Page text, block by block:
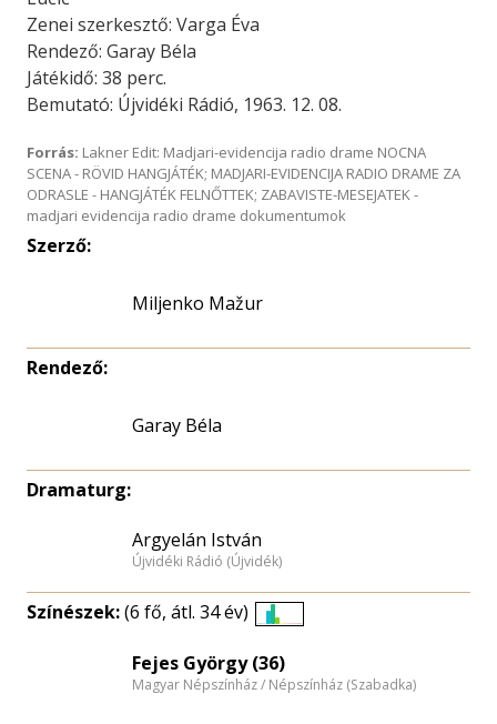
Zenei szerkesztő: Varga Éva
Rendező: Garay Béla
Játékidő: 38 perc.
Bemutató: Újvidéki Rádió, 1963. 12. 08.
Forrás: Lakner Edit: Madjari-evidencija radio drame NOCNA
SCENA - RÖVID HANGJÁTÉK; MADJARI-EVIDENCIJA RADIO DRAME ZA
ODRASLE - HANGJÁTÉK FELNŐTTEK; ZABAVISTE-MESEJATEK -
madjari evidencija radio drame dokumentumok
Szerző:
Miljenko Mažur
Rendező:
Garay Béla
Dramaturg:
Argyelán István
Újvidéki Rádió (Újvidék)
Színészek:(6 fő, átl. 34 év)
eloszlás
nagyítása
Fejes György (36)
Magyar Népszínház / Népszínház (Szabadka)